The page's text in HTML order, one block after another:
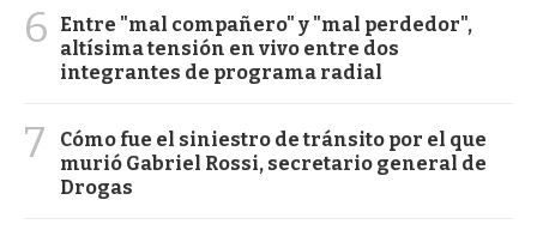
6
Entre "mal compañero" y "mal perdedor",
altísima tensión en vivo entre dos
integrantes de programa radial
7
Cómo fue el siniestro de tránsito por el que
murió Gabriel Rossi, secretario general de
Drogas